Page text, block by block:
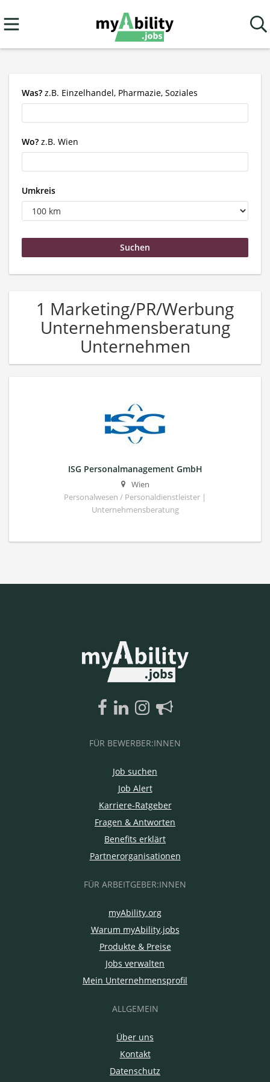
Was? z.B. Einzelhandel, Pharmazie, Soziales
Wo? z.B. Wien
Umkreis
1 Marketing/PR/Werbung
Unternehmensberatung
Unternehmen
ISG Personalmanagement GmbH
Wien
Personalwesen / Personaldienstleister |
Unternehmensberatung
FÜR BEWERBER:INNEN
Job suchen
Job Alert
Karriere-Ratgeber
Fragen & Antworten
Benefits erklärt
Partnerorganisationen
FÜR ARBEITGEBER:INNEN
myAbility.org
Warum myAbility.jobs
Produkte & Preise
Jobs verwalten
Mein Unternehmensprofil
ALLGEMEIN
Über uns
Kontakt
Datenschutz